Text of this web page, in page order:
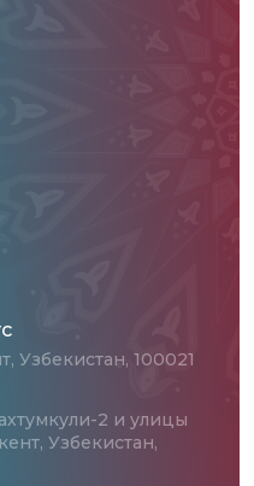
Узбекистан, 100021
2 и улицы
Узбекистан,